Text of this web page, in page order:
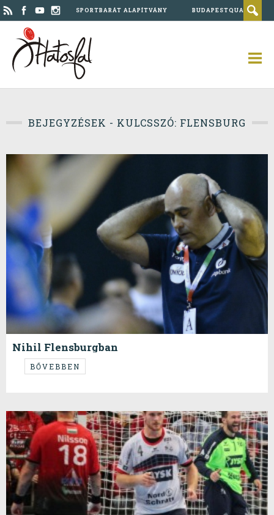
SPORTBARÁT ALAPÍTVÁNY BUDAPESTQUAD
BEJEGYZÉSEK - KULCSSZÓ: FLENSBURG
Nihil Flensburgban
...avagy meddig tart a türelem?
BŐVEBBEN